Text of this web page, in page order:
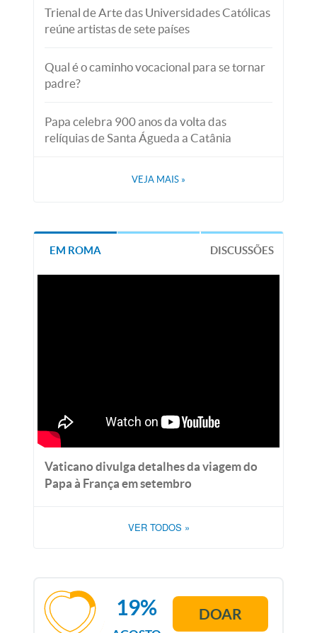
Trienal de Arte das Universidades Católicas
reúne artistas de sete países
Qual é o caminho vocacional para se tornar
padre?
Papa celebra 900 anos da volta das
relíquias de Santa Águeda a Catânia
VEJA MAIS »
EM ROMA DISCUSSÕES
Vaticano divulga detalhes da viagem do
Papa à França em setembro
VER TODOS »
19% DOAR